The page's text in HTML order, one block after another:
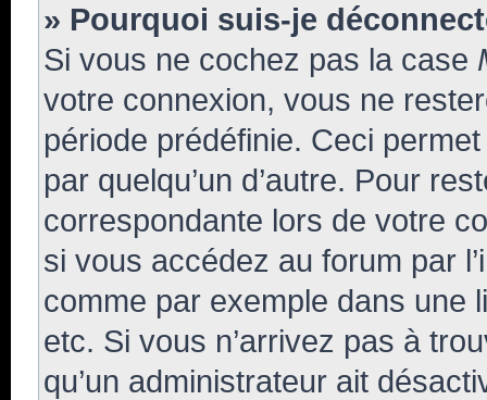
» Pourquoi suis-je
Si vous ne cochez pas la case
votre connexion, vous ne
période prédéfinie. Ceci
par quelqu’un d’autre. Pour
correspondante lors de votre
si vous accédez au forum par
comme par exemple dans une
etc. Si vous n’arrivez pas à
qu’un administrateur ait